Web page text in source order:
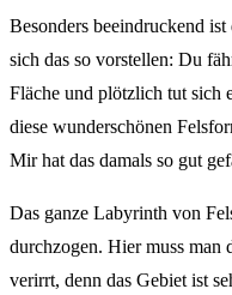
Besonders beeindruckend ist
sich das so vorstellen: Du
Fläche und plötzlich tut sich
diese wunderschönen
Mir hat das damals so gut
Das ganze Labyrinth von
durchzogen. Hier muss man
verirrt, denn das Gebiet ist